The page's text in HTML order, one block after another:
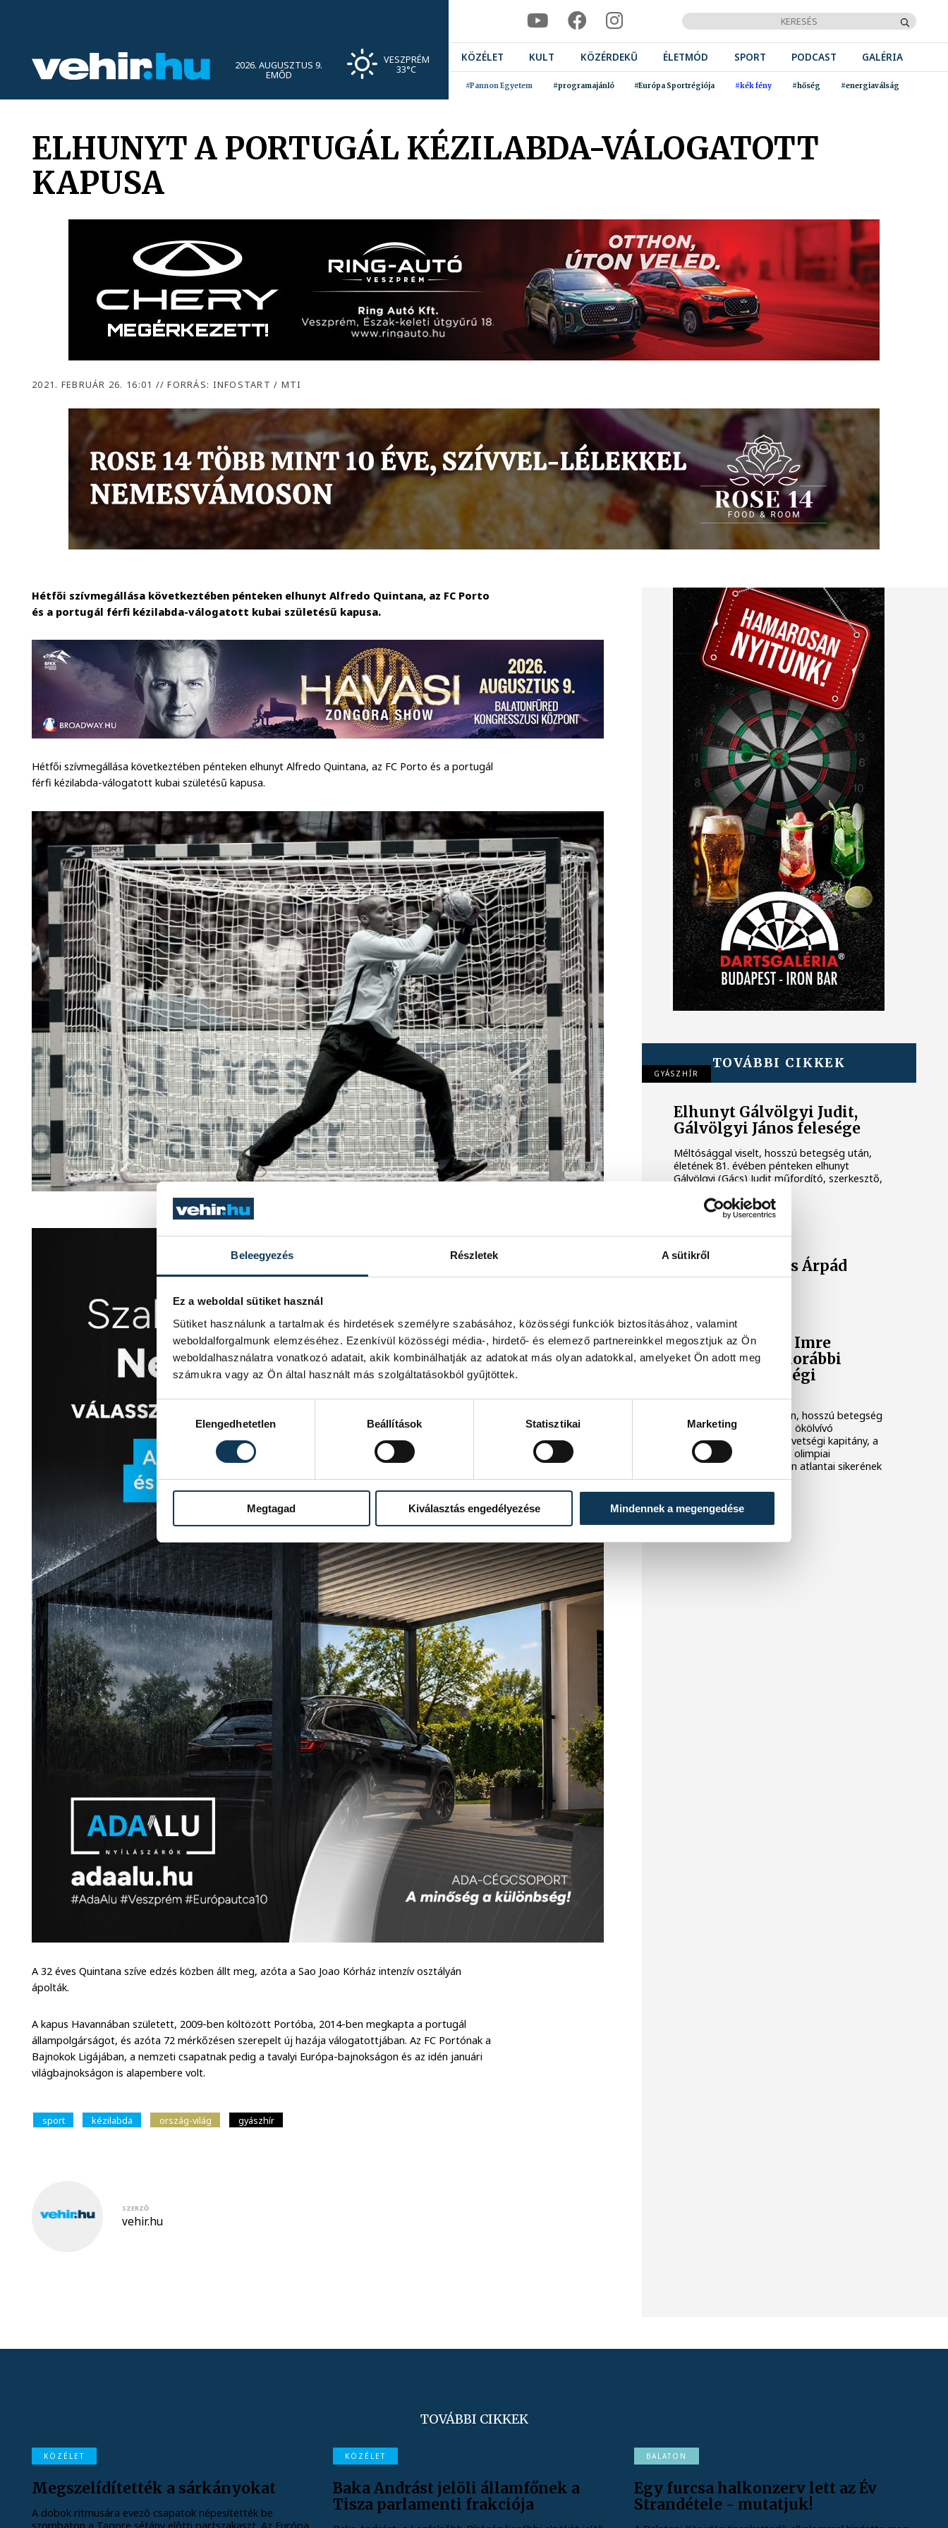
Beleegyezés Részletek A sütikről
Ez a weboldal sütiket használ
Sütiket használunk a tartalmak és hirdetések személyre szabásához, közösségi funkciók biztosításához, valamint
weboldalforgalmunk elemzéséhez. Ezenkívül közösségi média-, hirdető- és elemező partnereinkkel megosztjuk az Ön
weboldalhasználatra vonatkozó adatait, akik kombinálhatják az adatokat más olyan adatokkal, amelyeket Ön adott meg
számukra vagy az Ön által használt más szolgáltatásokból gyűjtöttek.
Hozzájárulás kiválasztása
Elengedhetetlen
Beállítások Statisztikai Marketing
Megtagad Kiválasztás engedélyezése Mindennek a megengedése
2026. AUGUSZTUS 9.
EMŐD
VESZPRÉM
33°C
KÖZÉLET KULT KÖZÉRDEKŰ ÉLETMÓD SPORT PODCAST GALÉRIA
#Pannon Egyetem #programajánló #Európa Sportrégiója #kék fény #hőség #energiaválság
ELHUNYT A PORTUGÁL KÉZILABDA-VÁLOGATOTT
KAPUSA
2021. FEBRUÁR 26. 16:01 // FORRÁS: INFOSTART / MTI
Hétfői szívmegállása következtében pénteken elhunyt Alfredo Quintana, az FC Porto
és a portugál férfi kézilabda-válogatott kubai születésű kapusa.
Hétfői szívmegállása következtében pénteken elhunyt Alfredo Quintana, az FC Porto és a portugál
férfi kézilabda-válogatott kubai születésű kapusa.
Fotó: AFP/Ole Martin Wold
A 32 éves Quintana szíve edzés közben állt meg, azóta a Sao Joao Kórház intenzív osztályán
ápolták.
A kapus Havannában született, 2009-ben költözött Portóba, 2014-ben megkapta a portugál
állampolgárságot, és azóta 72 mérkőzésen szerepelt új hazája válogatottjában. Az FC Portónak a
Bajnokok Ligájában, a nemzeti csapatnak pedig a tavalyi Európa-bajnokságon és az idén januári
világbajnokságon is alapembere volt.
sport kézilabda ország-világ gyászhír
SZERZŐ
vehir.hu
TOVÁBBI CIKKEK
GYÁSZHÍR
Elhunyt Gálvölgyi Judit,
Gálvölgyi János felesége
Méltósággal viselt, hosszú betegség után,
életének 81. évében pénteken elhunyt
Gálvölgyi (Gács) Judit műfordító, szerkesztő,
Elhunyt Barabás Árpád
Elhunyt Szántó Imre
ökölvívóedző, korábbi
magyar szövetségi
Nyolcvankét éves korában, hosszú betegség
után elhunyt Szántó Imre ökölvívó
mesteredző, korábbi szövetségi kapitány, a
mindmáig utolsó magyar olimpiai
bokszarany, Kovács István atlantai sikerének
kovácsa.
TOVÁBBI CIKKEK
KÖZÉLET
Megszelídítették a sárkányokat
A dobok ritmusára evező csapatok népesítették be
szombaton a Tagore sétány előtti partszakaszt. Az Európa
KÖZÉLET
Baka Andrást jelöli államfőnek a
Tisza parlamenti frakciója
BALATON
Egy furcsa halkonzerv lett az Év
Strandétele - mutatjuk!